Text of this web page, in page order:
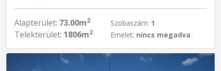
Alapterület: 73.00m2
Telekterület: 1806m2
Szobaszám: 1
Emelet: nincs megadva